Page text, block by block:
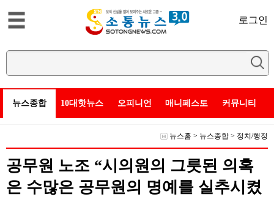
로그인
뉴스종합 10대핫뉴스 오피니언 매니페스토 커뮤니티
뉴스홈 > 뉴스종합 > 정치/행정
공무원 노조 “시의원의 그릇된 의혹
은 수많은 공무원의 명예를 실추시켰